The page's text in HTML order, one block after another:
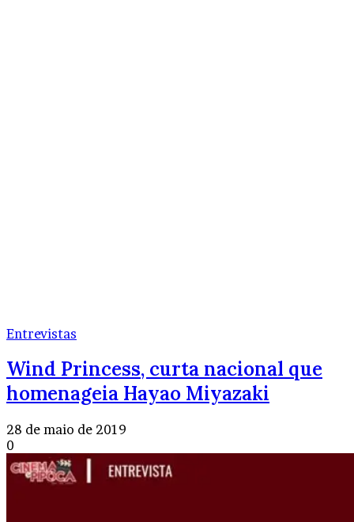
Entrevistas
Wind Princess, curta nacional que
homenageia Hayao Miyazaki
28 de maio de 2019
0